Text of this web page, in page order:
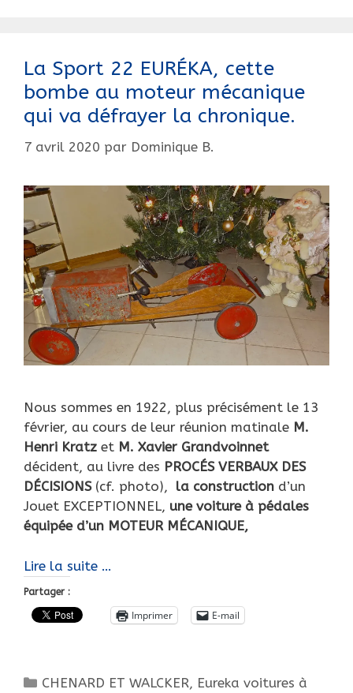
La Sport 22 EURÉKA, cette
bombe au moteur mécanique
qui va défrayer la chronique.
7 avril 2020 par Dominique B.
Nous sommes en 1922, plus précisément le 13
février, au cours de leur réunion matinale M.
Henri Kratz et M. Xavier Grandvoinnet
décident, au livre des PROCÉS VERBAUX DES
DÉCISIONS (cf. photo), la construction d’un
Jouet EXCEPTIONNEL, une voiture à pédales
équipée d’un MOTEUR MÉCANIQUE,
Lire la suite …
22
EURÉKA,
au
Partager :
Imprimer E-mail
Catégories
CHENARD ET WALCKER, Eureka voitures à